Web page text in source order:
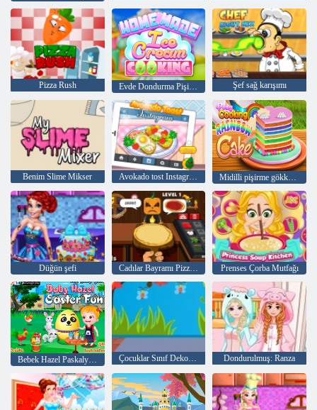
Pizza Rush Evde Dondurma Pişirme Şef sağ karışımı
Benim Slime Mikser Avokado tost Instagram Midilli pişirme gökkuşağı kek
Düğün şefi Cadılar Bayramı Pizzacısı Prenses Çorba Mutfağı
Çocuklar Sınıf Dekorasyon Dondurulmuş: Ranza